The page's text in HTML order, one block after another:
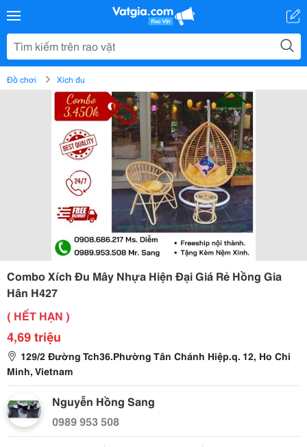
Đồ chơi Xích đu
Combo Xích Đu Mây Nhựa Hiện Đại Giá Rẻ Hồng Gia
Hân H427
( HẾT HẠN )
4,69 triệu
129/2 Đường Tch36.Phường Tân Chánh Hiệp.q. 12, Ho Chi
Minh, Vietnam
Nguyễn Hồng Sang
0989 953 508